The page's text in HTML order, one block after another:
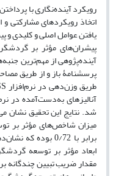
رویکرد آینده‌نگاری با
اتخاذ رویکردهای مشارکتی و
یافتن عوامل اصلی و کلیدی و
پیشران‌های مؤثر بر
آینده‌پژوهی از مهم‌ترین
پرسشنامۀ باز و از طریق
شد. نتایج این تحقیق
میزان شاخص‌های مؤثر
برابر با 0/72
ابعاد مؤثر بر توسعه